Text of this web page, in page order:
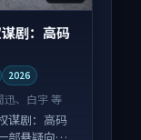
剧：高码
2026
迅、白宇 等
谋剧：高码